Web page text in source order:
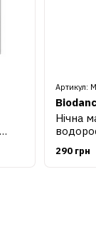
Артикул:
Нічна
290 грн